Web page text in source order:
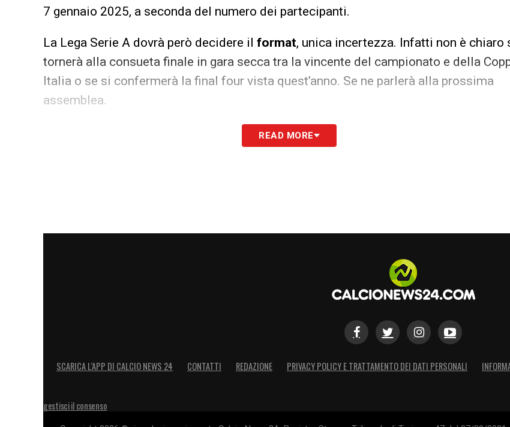
7 gennaio 2025, a seconda del numero dei partecipanti.
La Lega Serie A dovrà però decidere il format, unica incertezza. Infatti non è chiaro
tornerà alla consueta finale in gara secca tra la vincente del campionato e della
Italia o se si confermerà la final four vista quest’anno. Se ne parlerà alla prossima
assemblea.
LA PLAYLIST DELLE NOSTRE TOP NEWSREAD MORE
SCARICA L’APP DI CALCIO NEWS 24 CONTATTI REDAZIONE PRIVACY POLICY E TRATTAMENTO DEI DATI PERSONALI
gestisci il consenso